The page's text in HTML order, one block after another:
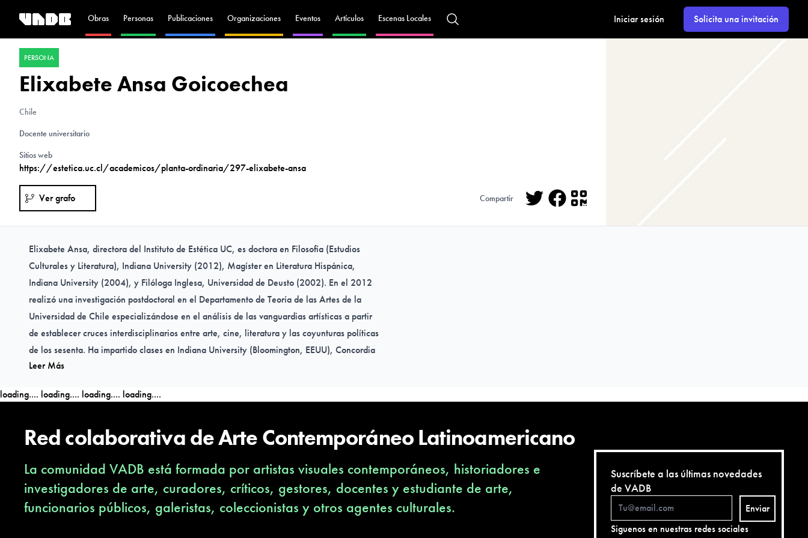
Obras Personas Publicaciones Organizaciones Eventos Artículos Escenas Locales Iniciar sesión Solicita una invitación
PERSONA
Elixabete Ansa Goicoechea
Chile
Docente universitario
Sitios web
https://estetica.uc.cl/academicos/planta-ordinaria/297-elixabete-ansa
Ver grafo Compartir
Elixabete Ansa, directora del Instituto de Estética UC, es doctora en Filosofía (Estudios
Culturales y Literatura), Indiana University (2012), Magíster en Literatura Hispánica,
Indiana University (2004), y Filóloga Inglesa, Universidad de Deusto (2002). En el 2012
realizó una investigación postdoctoral en el Departamento de Teoría de las Artes de la
Universidad de Chile especializándose en el análisis de las vanguardias artísticas a partir
de establecer cruces interdisciplinarios entre arte, cine, literatura y las coyunturas políticas
de los sesenta. Ha impartido clases en Indiana University (Bloomington, EEUU), Concordia
College (Moorhead, EEUU) y University of British Columbia (Vancouver, Canadá). Ha
de encuentros a nivel nacional e internacional (Chile, EEUU, Canadá, Reino Unido).
Leer Más
loading.... loading.... loading.... loading....
Red colaborativa de Arte Contemporáneo Latinoamericano
La comunidad VADB está formada por artistas visuales contemporáneos, historiadores e
investigadores de arte, curadores, críticos, gestores, docentes y estudiante de arte,
funcionarios públicos, galeristas, coleccionistas y otros agentes culturales.
Suscríbete a las últimas novedades
de VADB
Enviar
Siguenos en nuestras redes sociales